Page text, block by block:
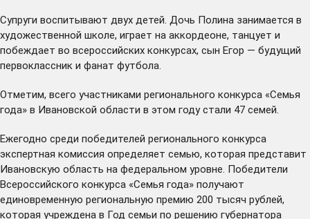
Супруги воспитывают двух детей. Дочь Полина занимается в
художественной школе, играет на аккордеоне, танцует и
побеждает во всероссийских конкурсах, сын Егор — будущий
первоклассник и фанат футбола.
Отметим, всего участниками регионального конкурса «Семья
года» в Ивановской области в этом году стали 47 семей.
Ежегодно среди победителей регионального конкурса
экспертная комиссия определяет семью, которая представит
Ивановскую область на федеральном уровне. Победители
Всероссийского конкурса «Семья года» получают
единовременную региональную премию 200 тысяч рублей,
которая учреждена в Год семьи по решению губернатора